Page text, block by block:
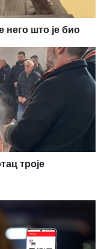
него што је био
троје